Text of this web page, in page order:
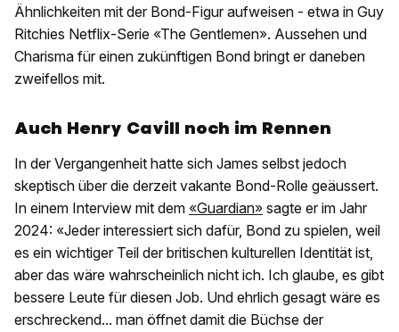
Ähnlichkeiten mit der Bond-Figur aufweisen - etwa in Guy
Ritchies Netflix-Serie «The Gentlemen». Aussehen und
Charisma für einen zukünftigen Bond bringt er daneben
zweifellos mit.
Auch Henry Cavill noch im Rennen
In der Vergangenheit hatte sich James selbst jedoch
skeptisch über die derzeit vakante Bond-Rolle geäussert.
In einem Interview mit dem «Guardian» sagte er im Jahr
2024: «Jeder interessiert sich dafür, Bond zu spielen, weil
es ein wichtiger Teil der britischen kulturellen Identität ist,
aber das wäre wahrscheinlich nicht ich. Ich glaube, es gibt
bessere Leute für diesen Job. Und ehrlich gesagt wäre es
erschreckend... man öffnet damit die Büchse der